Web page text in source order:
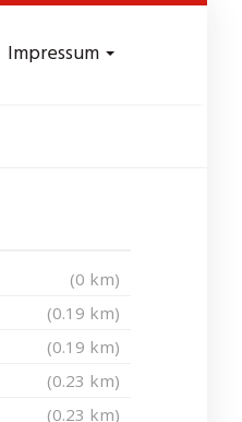
Impressum
(0 km)
(0.19 km)
(0.19 km)
(0.23 km)
(0.23 km)